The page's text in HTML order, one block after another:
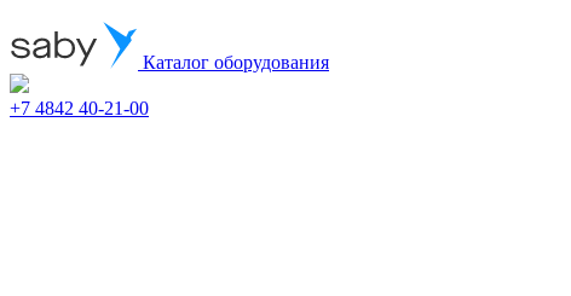
Каталог оборудования
+7 4842 40-21-00